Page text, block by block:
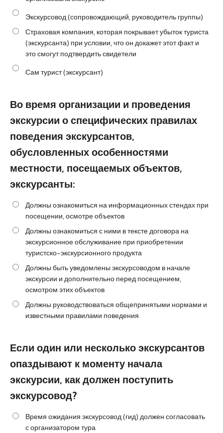
Экскурсовод (сопровождающий, руководитель группы)
Страховая компания, которая покрывает убыток туриста
(экскурсанта) при условии, что он докажет этот факт и
это смогут подтвердить свидетели
Сам турист (экскурсант)
Во время организации и проведения
экскурсии о специфических правилах
поведения экскурсантов,
обусловленных особенностями
местности, посещаемых объектов,
экскурсанты:
Должны ознакомиться на информационных стендах при
посещении, осмотре объектов
Должны ознакомиться с ними в тексте договора на
экскурсионное обслуживание при приобретении
туристско-экскурсионного продукта
Должны быть уведомлены экскурсоводом в начале
экскурсии и дополнительно перед посещением,
осмотром этих объектов
Должны руководствоваться общепринятыми нормами и
известными правилами поведения
Если один или несколько экскурсантов
опаздывают к моменту начала
экскурсии, как должен поступить
экскурсовод?
Время ожидания экскурсовод (гид) должен согласовать
с организатором тура